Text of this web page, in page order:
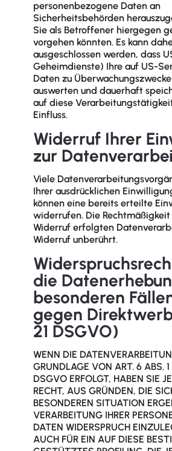
personenbezogene Daten an
Sicherheitsbehörden
Sie als Betroffener hiergegen
vorgehen könnten. Es kann
ausgeschlossen werden, dass
Geheimdienste) Ihre auf US-
Daten zu
auswerten und dauerhaft
auf diese
Einfluss.
Widerruf Ihrer
zur
Viele
Ihrer ausdrücklichen
können eine bereits erteilte
widerrufen. Die
Widerruf erfolgten
Widerruf unberührt.
die
besonderen
gegen
21 DSGVO)
WENN DIE
GRUNDLAGE VON ART. 6 ABS. 1
DSGVO ERFOLGT, HABEN SIE
RECHT, AUS GRÜNDEN, DIE
BESONDEREN SITUATION
VERARBEITUNG IHRER
DATEN WIDERSPRUCH
AUCH FÜR EIN AUF DIESE